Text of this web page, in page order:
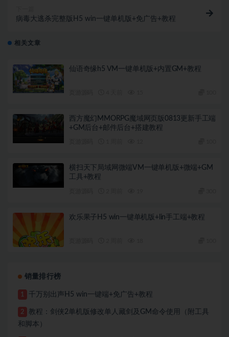
病毒大逃杀完整版H5 win一键单机版+免广告+教程
相关文章
仙语奇缘h5 VM一键单机版+内置GM+教程
西方魔幻MMORPG魔域网页版0813更新手工端
+GM后台+邮件后台+搭建教程
横扫天下局域网微端VM一键单机版+微端+GM
工具+教程
欢乐果子H5 win一键单机版+lin手工端+教程
销量排行榜
1 千万别出声H5 win一键端+免广告+教程
2
教程：剑侠2单机版修改单人藏剑及GM命令使用（附工具
和脚本）